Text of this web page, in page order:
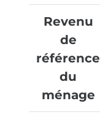
Revenu
de
référence
du
ménage